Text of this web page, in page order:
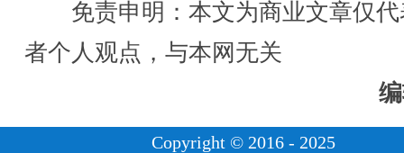
免责申明：本文为商业文章仅代
者个人观点，与本网无关
Copyright © 2016 - 2025